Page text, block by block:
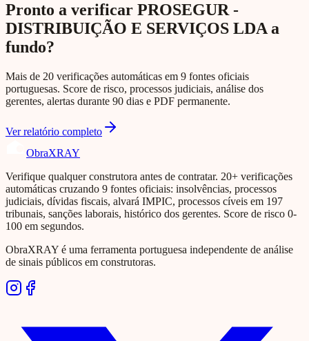
Pronto a verificar PROSEGUR -
DISTRIBUIÇÃO E SERVIÇOS LDA a
fundo?
Mais de 20 verificações automáticas em 9 fontes oficiais
portuguesas. Score de risco, processos judiciais, análise dos
gerentes, alertas durante 90 dias e PDF permanente.
Ver relatório completo
ObraXRAY
Verifique qualquer construtora antes de contratar. 20+ verificações
automáticas cruzando 9 fontes oficiais: insolvências, processos
judiciais, dívidas fiscais, alvará IMPIC, processos cíveis em 197
tribunais, sanções laborais, histórico dos gerentes. Score de risco 0-
100 em segundos.
ObraXRAY é uma ferramenta portuguesa independente de análise
de sinais públicos em construtoras.